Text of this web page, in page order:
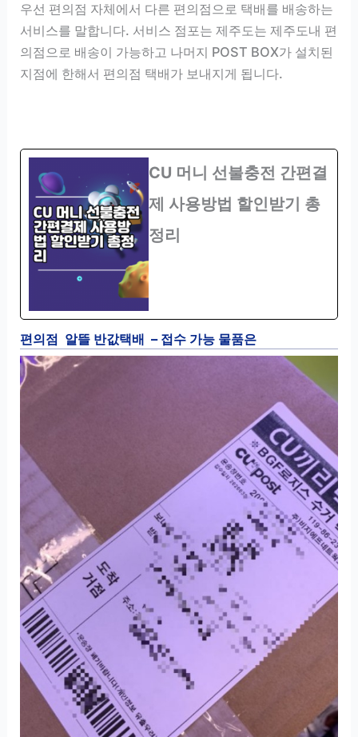
우선 편의점 자체에서 다른 편의점으로 택배를 배송하는
서비스를 말합니다. 서비스 점포는 제주도는 제주도내 편
의점으로 배송이 가능하고 나머지 POST BOX가 설치된
지점에 한해서 편의점 택배가 보내지게 됩니다.
CU 머니 선불충전 간편결
제 사용방법 할인받기 총
정리
편의점 알뜰 반값택배 – 접수 가능 물품은